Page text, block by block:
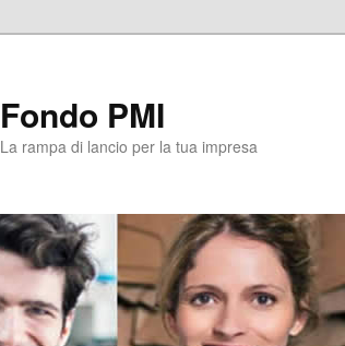
Fondo PMI
La rampa di lancio per la tua impresa